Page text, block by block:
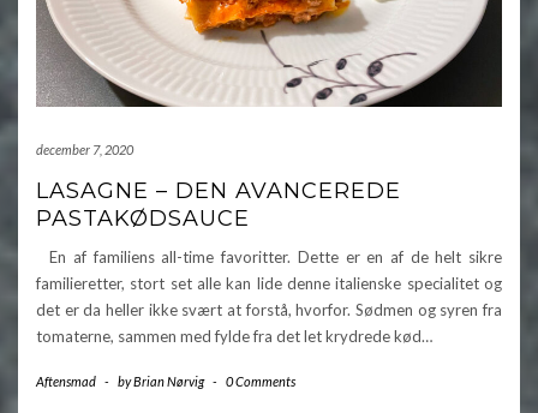
december 7, 2020
LASAGNE – DEN AVANCEREDE
PASTAKØDSAUCE
En af familiens all-time favoritter. Dette er en af de helt sikre
familieretter, stort set alle kan lide denne italienske specialitet og
det er da heller ikke svært at forstå, hvorfor. Sødmen og syren fra
tomaterne, sammen med fylde fra det let krydrede kød…
Aftensmad - byBrian Nørvig - 0 Comments